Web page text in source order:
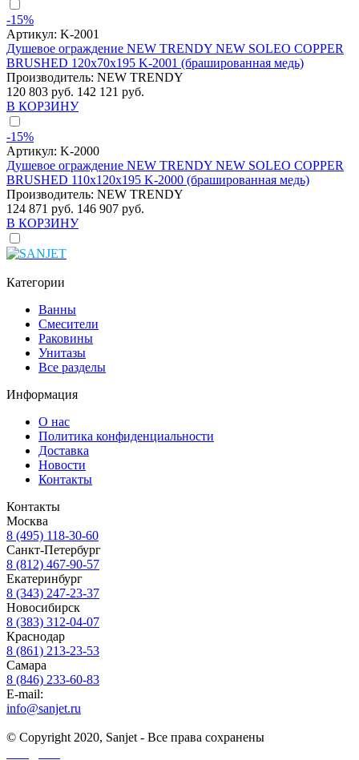
-15%
Артикул: K-2001
Душевое ограждение NEW TRENDY NEW SOLEO COPPER
BRUSHED 120x70x195 K-2001 (брашированная медь)
Производитель: NEW TRENDY
120 803 руб. 142 121 руб.
В КОРЗИНУ
-15%
Артикул: K-2000
Душевое ограждение NEW TRENDY NEW SOLEO COPPER
BRUSHED 110x120x195 K-2000 (брашированная медь)
Производитель: NEW TRENDY
124 871 руб. 146 907 руб.
В КОРЗИНУ
Категории
Ванны
Смесители
Раковины
Унитазы
Все разделы
Информация
О нас
Политика конфиденциальности
Доставка
Новости
Контакты
Контакты
Москва
8 (495) 118-30-60
Санкт-Петербург
8 (812) 467-90-57
Екатеринбург
8 (343) 247-23-37
Новосибирск
8 (383) 312-04-07
Краснодар
8 (861) 213-23-53
Самара
8 (846) 233-60-83
E-mail:
info@sanjet.ru
© Copyright 2020, Sanjet - Все права сохранены